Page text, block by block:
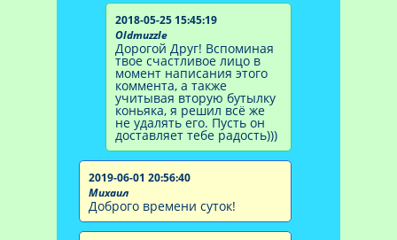
2018-05-25 15:45:19
Oldmuzzle
Дорогой Друг! Вспоминая
твое счастливое лицо в
момент написания этого
коммента, а также
учитывая вторую бутылку
коньяка, я решил всё же
не удалять его. Пусть он
доставляет тебе радость)))
2019-06-01 20:56:40
Михаил
Доброго времени суток!